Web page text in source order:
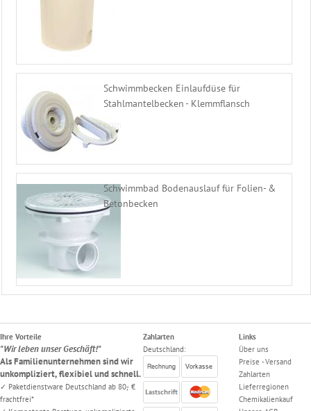
Schwimmbecken Einlaufdüse für
Stahlmantelbecken - Klemmflansch
Schwimmbad Bodenauslauf für Folien- &
Betonbecken
Ihre Vorteile
"Wir leben unser Geschäft!"
Als Familienunternehmen sind wir
unkompliziert, flexibiel und schnell.
✓ Paketdienstware Deutschland ab 80,- €
frachtfrei*
Zahlarten
Deutschland:
Links
Über uns
Preise - Versand
Zahlarten
Lieferregionen
Chemikalienkauf